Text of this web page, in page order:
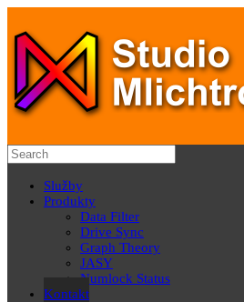
Služby
Produkty
Data Filter
Drive Sync
Graph Theory
JASY
Numlock Status
Kontakt